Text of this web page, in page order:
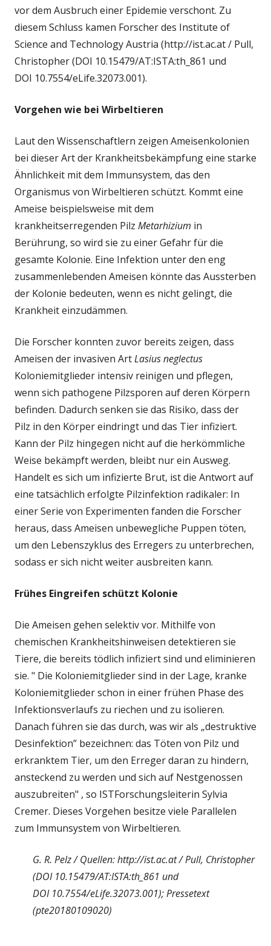
vor dem Ausbruch einer Epidemie verschont. Zu
diesem Schluss kamen Forscher des Institute of
Science and Technology Austria (http://ist.ac.at / Pull,
Christopher (DOI 10.15479/AT:ISTA:th_861 und
DOI 10.7554/eLife.32073.001).
Vorgehen wie bei Wirbeltieren
Laut den Wissenschaftlern zeigen Ameisenkolonien
bei dieser Art der Krankheitsbekämpfung eine starke
Ähnlichkeit mit dem Immunsystem, das den
Organismus von Wirbeltieren schützt. Kommt eine
Ameise beispielsweise mit dem
krankheitserregenden Pilz Metarhizium in
Berührung, so wird sie zu einer Gefahr für die
gesamte Kolonie. Eine Infektion unter den eng
zusammenlebenden Ameisen könnte das Aussterben
der Kolonie bedeuten, wenn es nicht gelingt, die
Krankheit einzudämmen.
Die Forscher konnten zuvor bereits zeigen, dass
Ameisen der invasiven ArtLasius neglectus
Koloniemitglieder intensiv reinigen und pflegen,
wenn sich pathogene Pilzsporen auf deren Körpern
befinden. Dadurch senken sie das Risiko, dass der
Pilz in den Körper eindringt und das Tier infiziert.
Kann der Pilz hingegen nicht auf die herkömmliche
Weise bekämpft werden, bleibt nur ein Ausweg.
Handelt es sich um infizierte Brut, ist die Antwort auf
eine tatsächlich erfolgte Pilzinfektion radikaler: In
einer Serie von Experimenten fanden die Forscher
heraus, dass Ameisen unbewegliche Puppen töten,
um den Lebenszyklus des Erregers zu unterbrechen,
sodass er sich nicht weiter ausbreiten kann.
Frühes Eingreifen schützt Kolonie
Die Ameisen gehen selektiv vor. Mithilfe von
chemischen Krankheitshinweisen detektieren sie
Tiere, die bereits tödlich infiziert sind und eliminieren
sie. " Die Koloniemitglieder sind in der Lage, kranke
Koloniemitglieder schon in einer frühen Phase des
Infektionsverlaufs zu riechen und zu isolieren.
Danach führen sie das durch, was wir als „destruktive
Desinfektion” bezeichnen: das Töten von Pilz und
erkranktem Tier, um den Erreger daran zu hindern,
ansteckend zu werden und sich auf Nestgenossen
auszubreiten" , so IST­Forschungsleiterin Sylvia
Cremer. Dieses Vorgehen besitze viele Parallelen
zum Immunsystem von Wirbeltieren.
G. R. Pelz / Quellen: http://ist.ac.at / Pull, Christopher
(DOI 10.15479/AT:ISTA:th_861 und
DOI 10.7554/eLife.32073.001); Pressetext
(pte20180109020)